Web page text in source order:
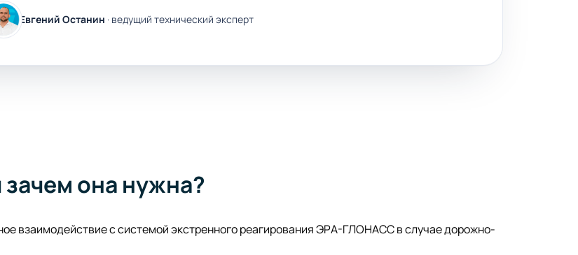
Евгений Останин · ведущий технический эксперт
она нужна?
взаимодействие с системой экстренного реагирования ЭРА-ГЛОНАСС в случае дорожно-